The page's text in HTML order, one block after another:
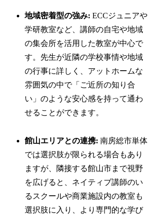
地域密着型の強み: ECCジュニアや
学研教室など、講師の自宅や地域
の集会所を活用した教室が中心で
す。先生が近隣の学校事情や地域
の行事に詳しく、アットホームな
雰囲気の中で「ご近所の知り合
い」のような安心感を持って通わ
せることができます。
館山エリアとの連携: 南房総市単体
では選択肢が限られる場合もあり
ますが、隣接する館山市まで視野
を広げると、ネイティブ講師のい
るスクールや商業施設内の教室も
選択肢に入り、より専門的な学び